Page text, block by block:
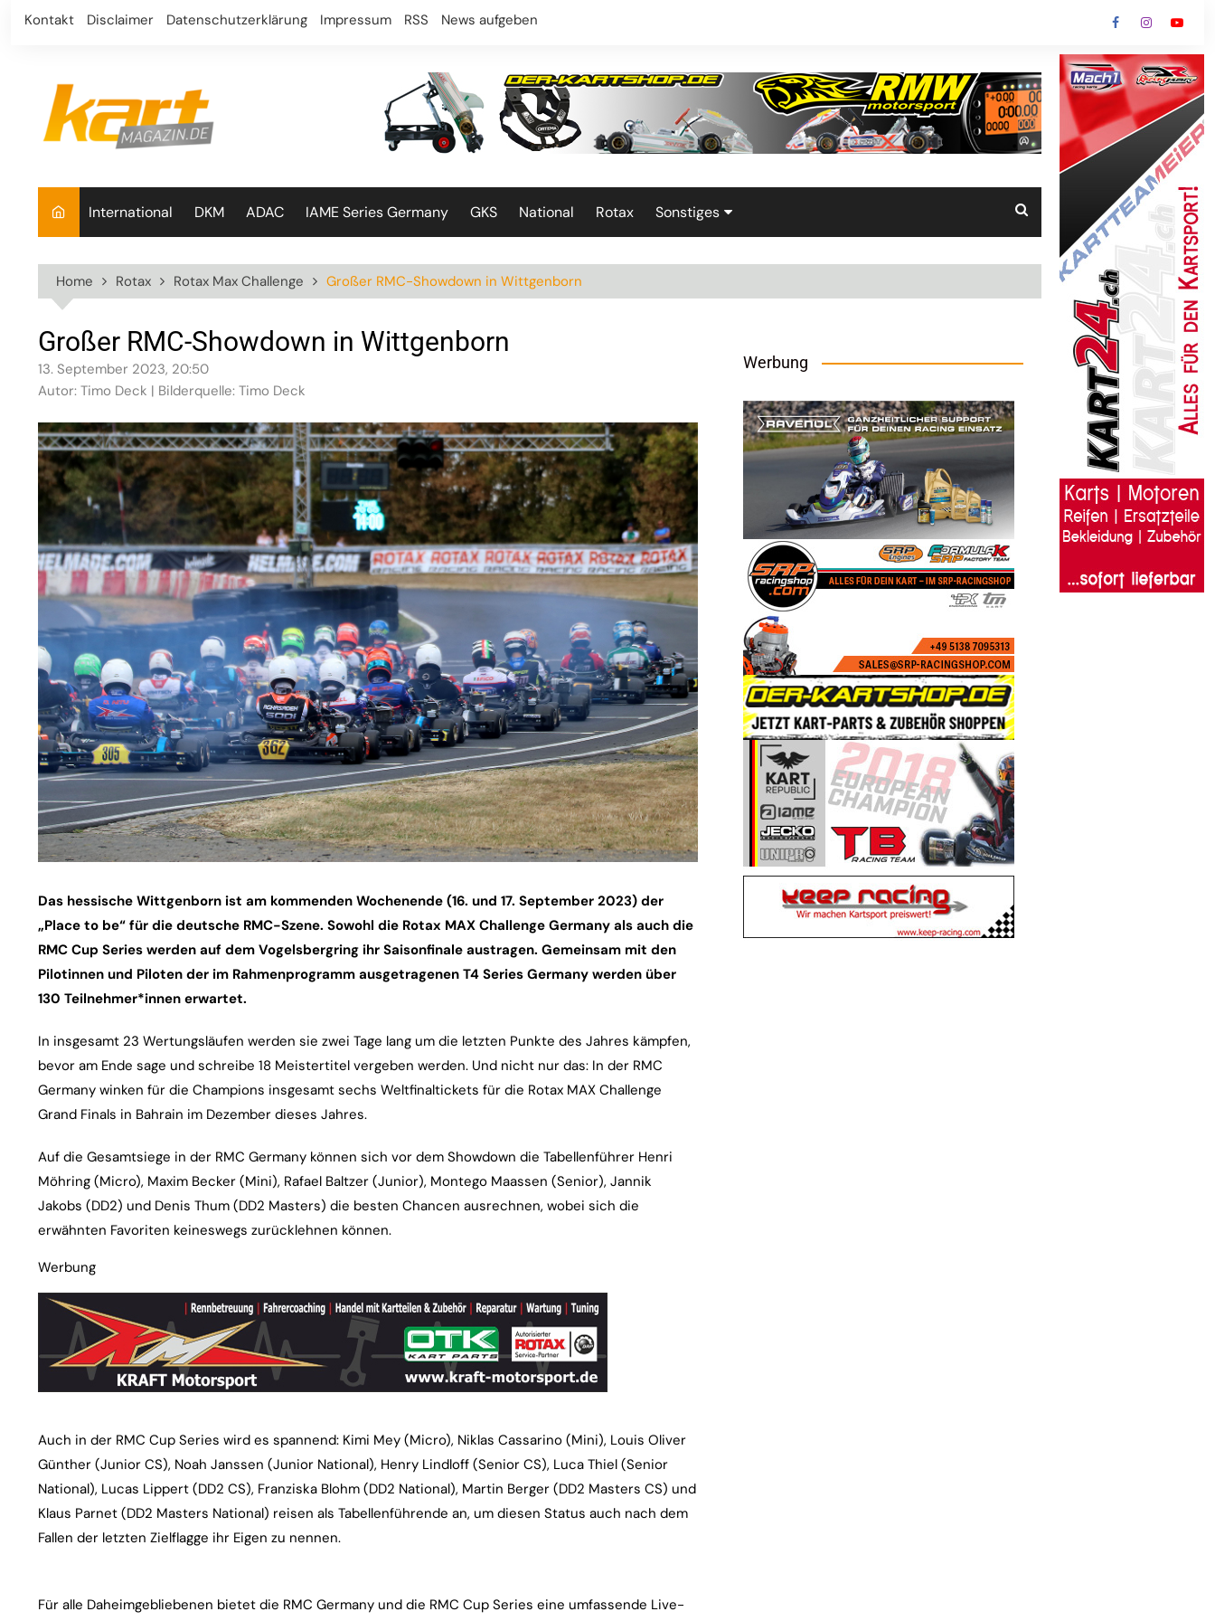
Skip
Kontakt Disclaimer Datenschutzerklärung Impressum RSS News aufgeben
International DKM ADAC IAME Series Germany GKS National Rotax Sonstiges
Home Rotax Rotax Max Challenge Großer RMC-Showdown in Wittgenborn
Großer RMC-Showdown in Wittgenborn
13. September 2023, 20:50
Autor: Timo Deck | Bilderquelle: Timo Deck
Das hessische Wittgenborn ist am kommenden Wochenende (16. und 17. September 2023) der
„Place to be“ für die deutsche RMC-Szene. Sowohl die Rotax MAX Challenge Germany als auch die
RMC Cup Series werden auf dem Vogelsbergring ihr Saisonfinale austragen. Gemeinsam mit den
Pilotinnen und Piloten der im Rahmenprogramm ausgetragenen T4 Series Germany werden über
130 Teilnehmer*innen erwartet.
In insgesamt 23 Wertungsläufen werden sie zwei Tage lang um die letzten Punkte des Jahres kämpfen,
bevor am Ende sage und schreibe 18 Meistertitel vergeben werden. Und nicht nur das: In der RMC
Germany winken für die Champions insgesamt sechs Weltfinaltickets für die Rotax MAX Challenge
Grand Finals in Bahrain im Dezember dieses Jahres.
Auf die Gesamtsiege in der RMC Germany können sich vor dem Showdown die Tabellenführer Henri
Möhring (Micro), Maxim Becker (Mini), Rafael Baltzer (Junior), Montego Maassen (Senior), Jannik
Jakobs (DD2) und Denis Thum (DD2 Masters) die besten Chancen ausrechnen, wobei sich die
erwähnten Favoriten keineswegs zurücklehnen können.
Werbung
Auch in der RMC Cup Series wird es spannend: Kimi Mey (Micro), Niklas Cassarino (Mini), Louis Oliver
Günther (Junior CS), Noah Janssen (Junior National), Henry Lindloff (Senior CS), Luca Thiel (Senior
National), Lucas Lippert (DD2 CS), Franziska Blohm (DD2 National), Martin Berger (DD2 Masters CS) und
Klaus Parnet (DD2 Masters National) reisen als Tabellenführende an, um diesen Status auch nach dem
Fallen der letzten Zielflagge ihr Eigen zu nennen.
Für alle Daheimgebliebenen bietet die RMC Germany und die RMC Cup Series eine umfassende Live-
Werbung